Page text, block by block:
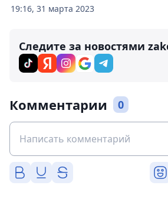
19:16, 31 марта 2023
Следите за новостями
Комментарии 0